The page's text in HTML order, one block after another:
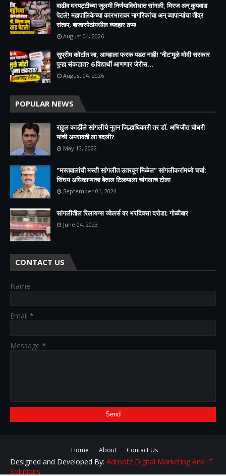
वाढीव घरपट्टीच्या जुलमी निर्णयाविरोधात सांगली, मिरज अन् कुपवाड
पेटले! महापालिकेच्या कारभारावर नागरिकांचा अन् व्यापाऱ्यांचा तीव्र
संताप; बाजारपेठांमधील व्यवहार ठप्प!​
August 04, 2026
सुप्रीम कोर्टात जा, आम्हाला फरक पडत नाही! 'नीट'मुळे मोदी सरकार
पुन्हा संकटात? 6 विद्यार्थी आणणार जेरीस...
August 04, 2026
POPULAR NEWS
राहुल कार्डीले सांगलीचे नूतन जिल्हाधिकारी तर डॉ. अभिजीत चौधरी
यांची अमरावती ला बदली?
May 13, 2022
"मस्तवालांची मस्ती सांगलीत उतरवून मिळेल" सांगलीकरांमध्ये चर्चा;
सिंघम अधिकाऱ्याचा बेताल टिल्ल्याला चांगलाच टोला
September 01, 2024
सांगलीतील रिलायन्स ज्वेलर्स वर भरदिवसा दरोडा; गोळीबार
June 04, 2023
CONTACT US
Name
Email *
Message *
Home About Contact Us
Designed and Developed By: Adrootz Digital Marketing And IT
Solutions